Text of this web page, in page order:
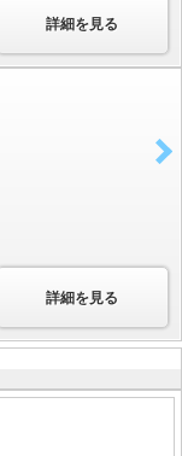
詳細を見る
詳細を見る